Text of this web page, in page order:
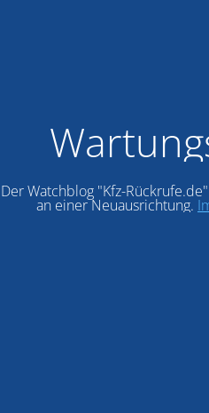
Der Watchblog "Kfz-
an einer Neuausrichtung.